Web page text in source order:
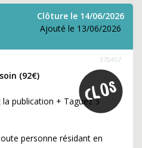
Clôture le 14/06/2026
Ajouté le 13/06/2026
370457
(92€)
publication + Taguez 3
personne résidant en